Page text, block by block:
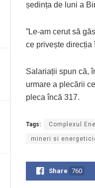
ședința de luni a
”Le-am cerut să
ce privește direcția
Salariații spun că,
urmare a plecării
pleca încă 317.
Tags: Complexul
mineri si
Share 760